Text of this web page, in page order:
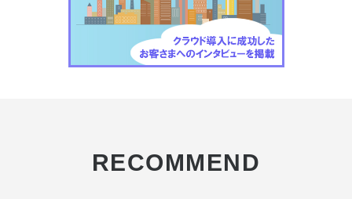
RECOMMEND